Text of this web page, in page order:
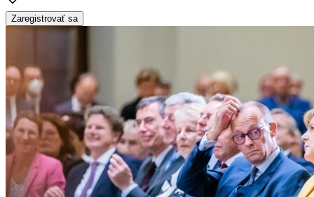
Zaregistrovať sa